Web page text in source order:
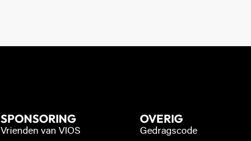
SPONSORING
Vrienden van VIOS
OVERIG
Gedragscode